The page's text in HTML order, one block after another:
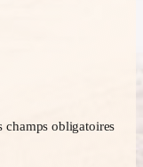
champs obligatoires